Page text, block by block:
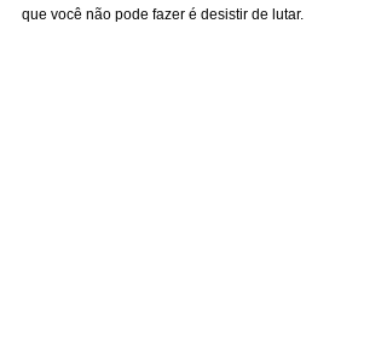
que você não pode fazer é desistir de lutar.